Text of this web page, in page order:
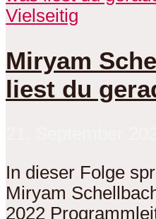
Vielseitig
Miryam
liest du
In dieser Folge
Miryam
2022